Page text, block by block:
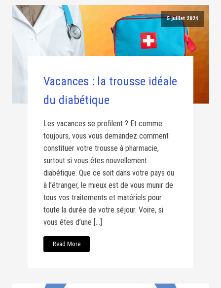
5 juillet 2024
Vacances : la trousse idéale
du diabétique
Les vacances se profilent ? Et comme
toujours, vous vous demandez comment
constituer votre trousse à pharmacie,
surtout si vous êtes nouvellement
diabétique. Que ce soit dans votre pays ou
à l’étranger, le mieux est de vous munir de
tous vos traitements et matériels pour
toute la durée de votre séjour. Voire, si
vous êtes d’une […]
Read More